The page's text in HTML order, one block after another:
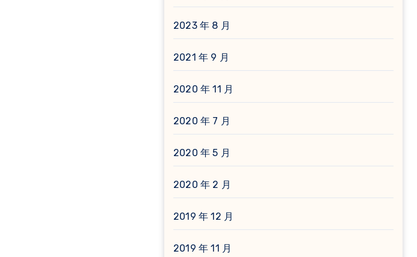
2023 年 8 月
2021 年 9 月
2020 年 11 月
2020 年 7 月
2020 年 5 月
2020 年 2 月
2019 年 12 月
2019 年 11 月